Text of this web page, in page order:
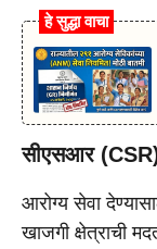
हे सुद्धा वाचा
सीएसआर
आरोग्य सेवा
खाजगी क्षेत्राची